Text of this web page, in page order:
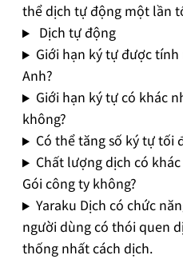
thể dịch tự động một lần
Dịch tự động
Giới hạn ký tự được
Anh?
Giới hạn ký tự có khác
không?
Có thể tăng số ký tự tối
Chất lượng dịch có
Gói công ty không?
Yaraku Dịch có chức
người dùng có thói quen
thống nhất cách dịch.